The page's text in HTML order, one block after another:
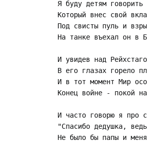
Я буду детям говорить
Который внес свой
Под свисты пуль и
На танке въехал он в
И увидев над
В его глазах горело
И в тот момент Мир
Конец войне - покой
И часто говорю я про
"Спасибо дедушка,
Не было бы папы и